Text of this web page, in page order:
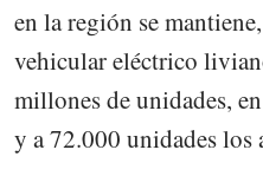
en la región se
vehicular eléctrico
millones de unidades,
y a 72.000 unidades los